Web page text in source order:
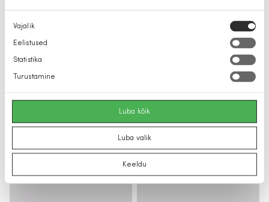
Nõusoleku
valik
Vajalik
Eelistused
Statistika
Turustamine
Luba kõik
Luba valik
Keeldu